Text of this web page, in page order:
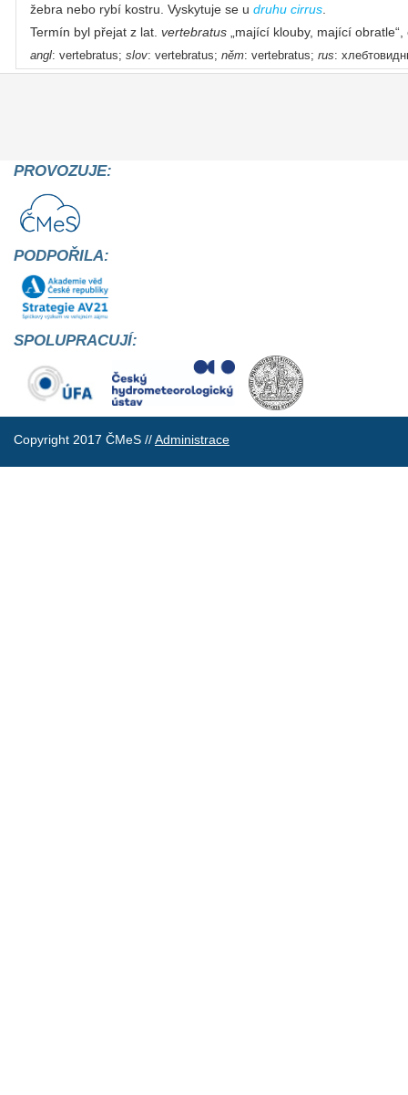
žebra nebo rybí kostru. Vyskytuje se u druhu cirrus
Termín byl přejat z lat. vertebratus „mající klouby, mající
angl: vertebratus; slov: vertebratus; něm: vertebratus; rus:
PROVOZUJE:
PODPOŘILA:
SPOLUPRACUJÍ:
Copyright 2017 ČMeS //Administrace